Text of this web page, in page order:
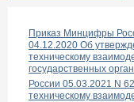
Приказ Минцифры
04.12.2020 Об
техническому
государственных
России 05.03.2021 N
техническому